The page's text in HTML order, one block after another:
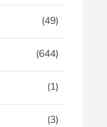
(49)
(644)
(1)
(3)